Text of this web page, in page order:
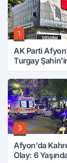
1
AK Parti
Turgay
3
Afyon’da
Olay: 6